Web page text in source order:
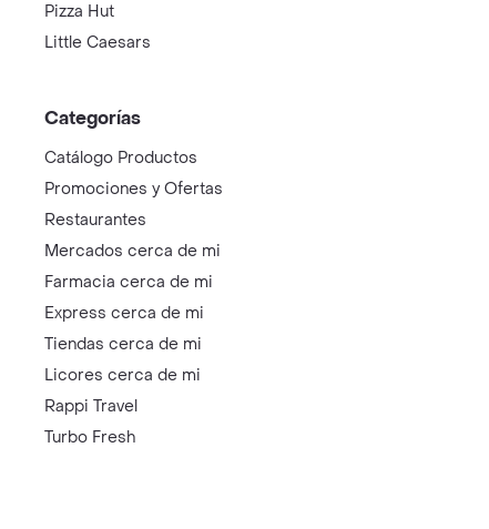
Pizza Hut
Little Caesars
Categorías
Catálogo Productos
Promociones y Ofertas
Restaurantes
Mercados cerca de mi
Farmacia cerca de mi
Express cerca de mi
Tiendas cerca de mi
Licores cerca de mi
Rappi Travel
Turbo Fresh